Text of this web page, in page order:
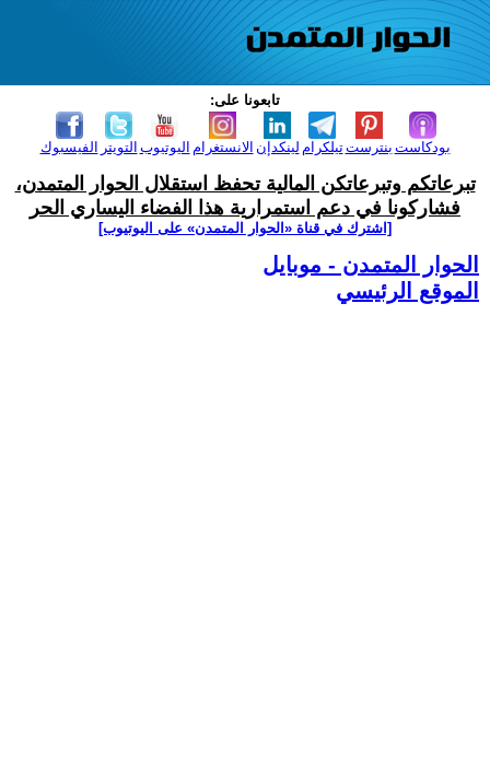
تابعونا على:
الفيسبوك التويتر اليوتيوب الانستغرام لينكدإن تيلكرامبنترست بودكاست
تبرعاتكم وتبرعاتكن المالية تحفظ استقلال الحوار المتمدن،
فشاركونا في دعم استمرارية هذا الفضاء اليساري الحر
[اشترك في قناة ‫«الحوار المتمدن» على اليوتيوب]
الحوار المتمدن - موبايل
الموقع الرئيسي